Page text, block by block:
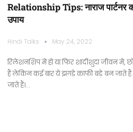
Relationship Tips: नाराज पार्टनर
उपाय
Hindi Talks May 24, 2022
रिलेशनशिप में हो या फिर शादीशुदा जीवन
हैं लेकिन कई बार ये झगड़े काफी बड़े बन
जाते हैं।…